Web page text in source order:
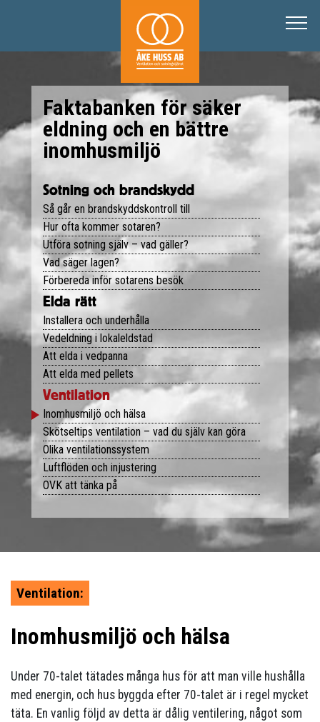
För villa och småhus
För BRF & förvaltning
OVK
Täthetsprovning och besiktning
Referenser
Radon
SSR Godkänd besiktning
Sotning och brandskyddskontroll i Solna-Sundbyberg
Boka tjänst
Ventilationsrengöring Villa
Radonmätning
OVK/Injustering
Läckagemätning
Eldstadsbesiktning
Dokumenterat inomhusklimat
Om oss
Kontakta oss
Boka möte
Karriär
Husportalen
Tips & råd
Faktabanken för säker
eldning och en bättre
inomhusmiljö
Sotning och brandskydd
Så går en brandskyddskontroll till
Hur ofta kommer sotaren?
Utföra sotning själv – vad gäller?
Vad säger lagen?
Förbereda inför sotarens besök
Elda rätt
Installera och underhålla
Vedeldning i lokaleldstad
Att elda i vedpanna
Att elda med pellets
Ventilation
Inomhusmiljö och hälsa
Skötseltips ventilation – vad du själv kan göra
Olika ventilationssystem
Luftflöden och injustering
OVK att tänka på
Ventilation:
Inomhusmiljö och hälsa
Under 70-talet tätades många hus för att man ville hushålla
med energin, och hus byggda efter 70-talet är i regel mycket
täta. En vanlig följd av detta är dålig ventilering, något som